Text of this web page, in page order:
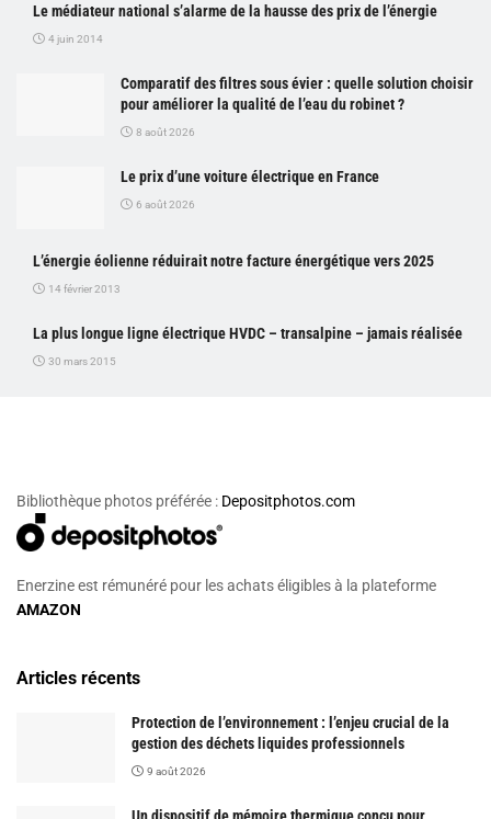
Le médiateur national s’alarme de la hausse des prix de l’énergie
4 juin 2014
Comparatif des filtres sous évier : quelle solution choisir
pour améliorer la qualité de l’eau du robinet ?
8 août 2026
Le prix d’une voiture électrique en France
6 août 2026
L’énergie éolienne réduirait notre facture énergétique vers 2025
14 février 2013
La plus longue ligne électrique HVDC – transalpine – jamais réalisée
30 mars 2015
Bibliothèque photos préférée : Depositphotos.com
Enerzine est rémunéré pour les achats éligibles à la plateforme
AMAZON
Articles récents
Protection de l’environnement : l’enjeu crucial de la
gestion des déchets liquides professionnels
9 août 2026